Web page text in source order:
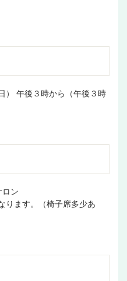
） 午後３時から（午後３時
ン
ます。（椅子席多少あ